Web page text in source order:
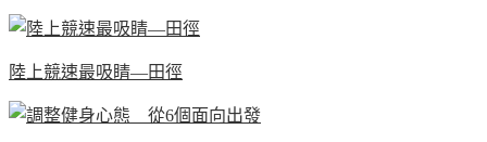
陸上競速最吸睛—田徑